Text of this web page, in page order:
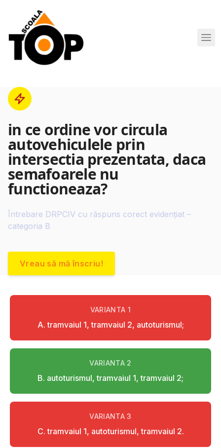
Scoala de Soferi TOP navigation
in ce ordine vor circula
autovehiculele prin
intersectia prezentata, daca
semafoarele nu
functioneaza?
Întrebare DRPCIV cu răspuns corect evidențiat –
categoria B
Vreau să mă înscriu!
VARIANTA 1
A. tramvaiul 1, tramvaiul 2, autoturismul;
VARIANTA 2
B. autoturismul, tramvaiul 1, tramvaiul 2;
VARIANTA3
C. tramvaiul 1, autoturismul, tramvaiul 2.